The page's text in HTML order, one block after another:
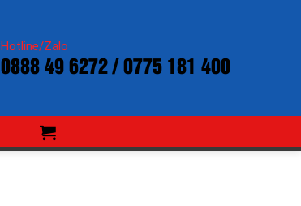
Hotline/Zalo
0888 49 6272 / 0775 181 400